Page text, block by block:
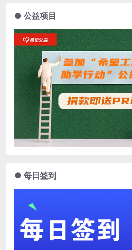
● 公益项目
● 每日签到